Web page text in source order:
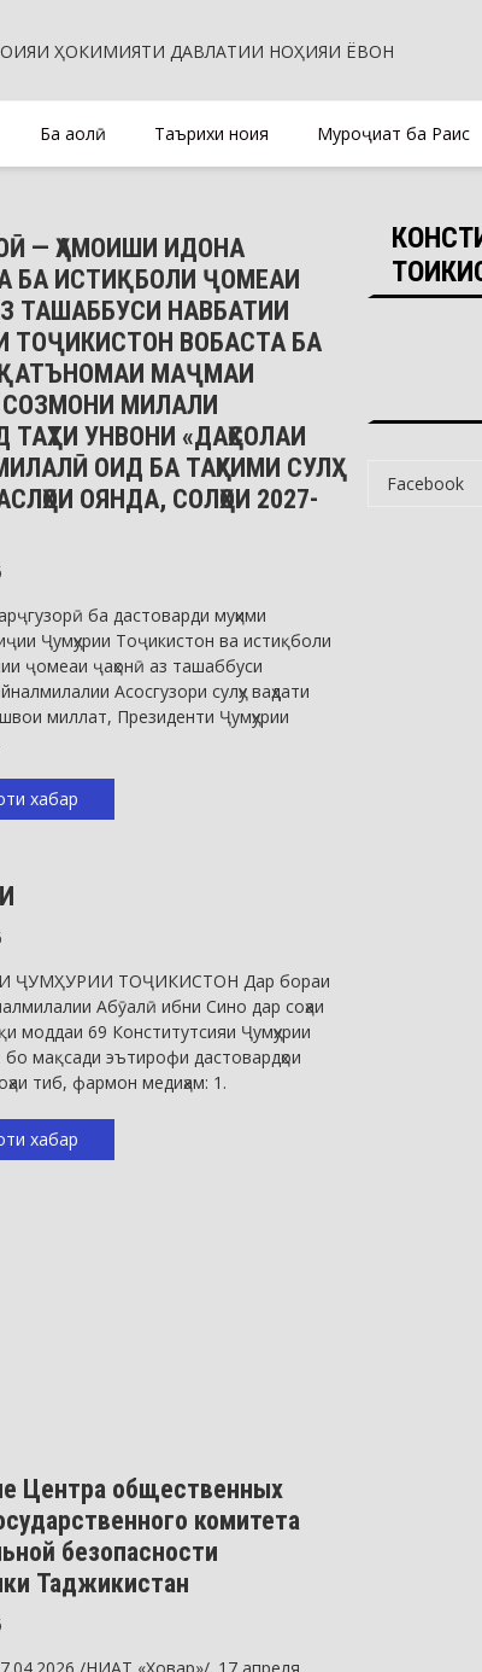
Ба аҳолӣ Таърихи ноҳия Муроҷиат ба Раис
— ҲАМОИШИ ИДОНА
БА ИСТИҚБОЛИ ҶОМЕАИ
ТАШАББУСИ НАВБАТИИ
ТОҶИКИСТОН ВОБАСТА БА
МАҶМАИ
МИЛАЛИ
ТАҲТИ УНВОНИ «ДАҲСОЛАИ
ОИД БА ТАҲКИМИ СУЛҲ
ОЯНДА, СОЛҲОИ 2027-
ба дастоварди муҳими
Ҷумҳурии Тоҷикистон ва истиқболи
ҷомеаи ҷаҳонӣ аз ташаббуси
Асосгузори сулҳу ваҳдати
миллат, Президенти Ҷумҳурии
хабар
ҶУМҲУРИИ ТОҶИКИСТОН Дар бораи
Абӯалӣ ибни Сино дар соҳаи
моддаи 69 Конститутсияи Ҷумҳурии
мақсади эътирофи дастовардҳои
тиб, фармон медиҳам: 1.
хабар
Центра общественных
комитета
безопасности
Таджикистан
Facebook